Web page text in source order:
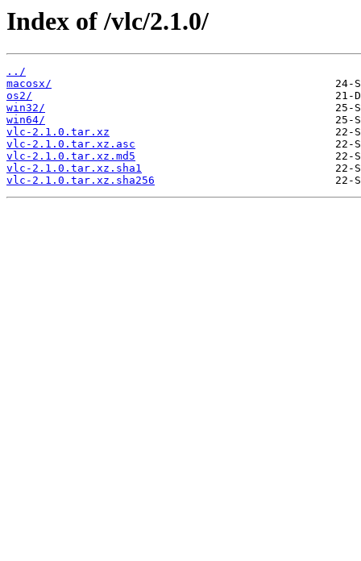
Index of /vlc/2.1.0/
../
macosx/
os2/
win32/
win64/
vlc-2.1.0.tar.xz
vlc-2.1.0.tar.xz.asc
vlc-2.1.0.tar.xz.md5
vlc-2.1.0.tar.xz.sha1
vlc-2.1.0.tar.xz.sha256